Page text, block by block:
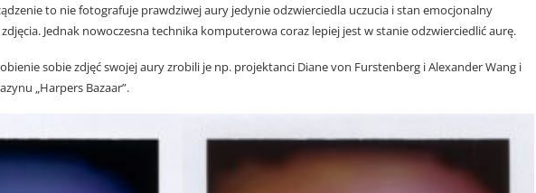
to nie fotografuje prawdziwej aury jedynie odzwierciedla uczucia i stan emocjonalny
Jednak nowoczesna technika komputerowa coraz lepiej jest w stanie odzwierciedlić aurę.
sobie zdjęć swojej aury zrobili je np. projektanci Diane von Furstenberg i Alexander Wang i
„Harpers Bazaar”.